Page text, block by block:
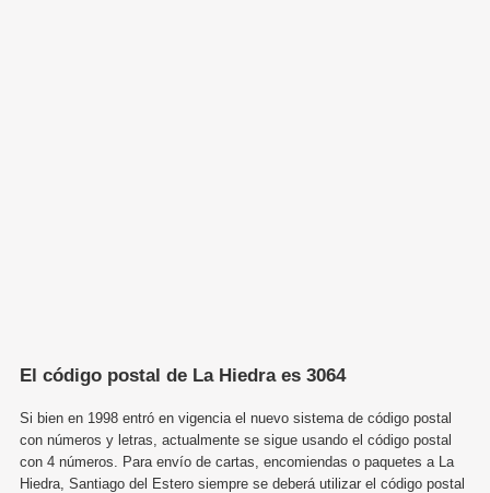
El código postal de La Hiedra es 3064
Si bien en 1998 entró en vigencia el nuevo sistema de código postal
con números y letras, actualmente se sigue usando el código postal
con 4 números. Para envío de cartas, encomiendas o paquetes a La
Hiedra, Santiago del Estero siempre se deberá utilizar el código postal